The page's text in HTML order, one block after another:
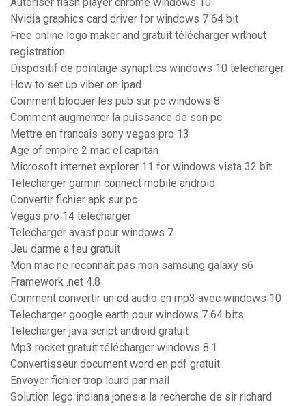
Autoriser flash player chrome windows 10
Nvidia graphics card driver for windows 7 64 bit
Free online logo maker and gratuit télécharger without
registration
Dispositif de pointage synaptics windows 10 telecharger
How to set up viber on ipad
Comment bloquer les pub sur pc windows 8
Comment augmenter la puissance de son pc
Mettre en francais sony vegas pro 13
Age of empire 2 mac el capitan
Microsoft internet explorer 11 for windows vista 32 bit
Telecharger garmin connect mobile android
Convertir fichier apk sur pc
Vegas pro 14 telecharger
Telecharger avast pour windows 7
Jeu darme a feu gratuit
Mon mac ne reconnait pas mon samsung galaxy s6
Framework .net 4.8
Comment convertir un cd audio en mp3 avec windows 10
Telecharger google earth pour windows 7 64 bits
Telecharger java script android gratuit
Mp3 rocket gratuit télécharger windows 8.1
Convertisseur document word en pdf gratuit
Envoyer fichier trop lourd par mail
Solution lego indiana jones a la recherche de sir richard